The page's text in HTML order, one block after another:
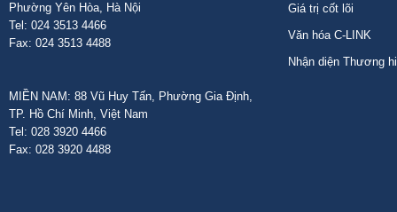
Phường Yên Hòa, Hà Nội
Tel: 024 3513 4466
Fax: 024 3513 4488
MIỀN NAM: 88 Vũ Huy Tấn, Phường Gia Định,
TP. Hồ Chí Minh, Việt Nam
Tel: 028 3920 4466
Fax: 028 3920 4488
Giá trị cốt lõi
Văn hóa C-LINK
Nhận diện Thương